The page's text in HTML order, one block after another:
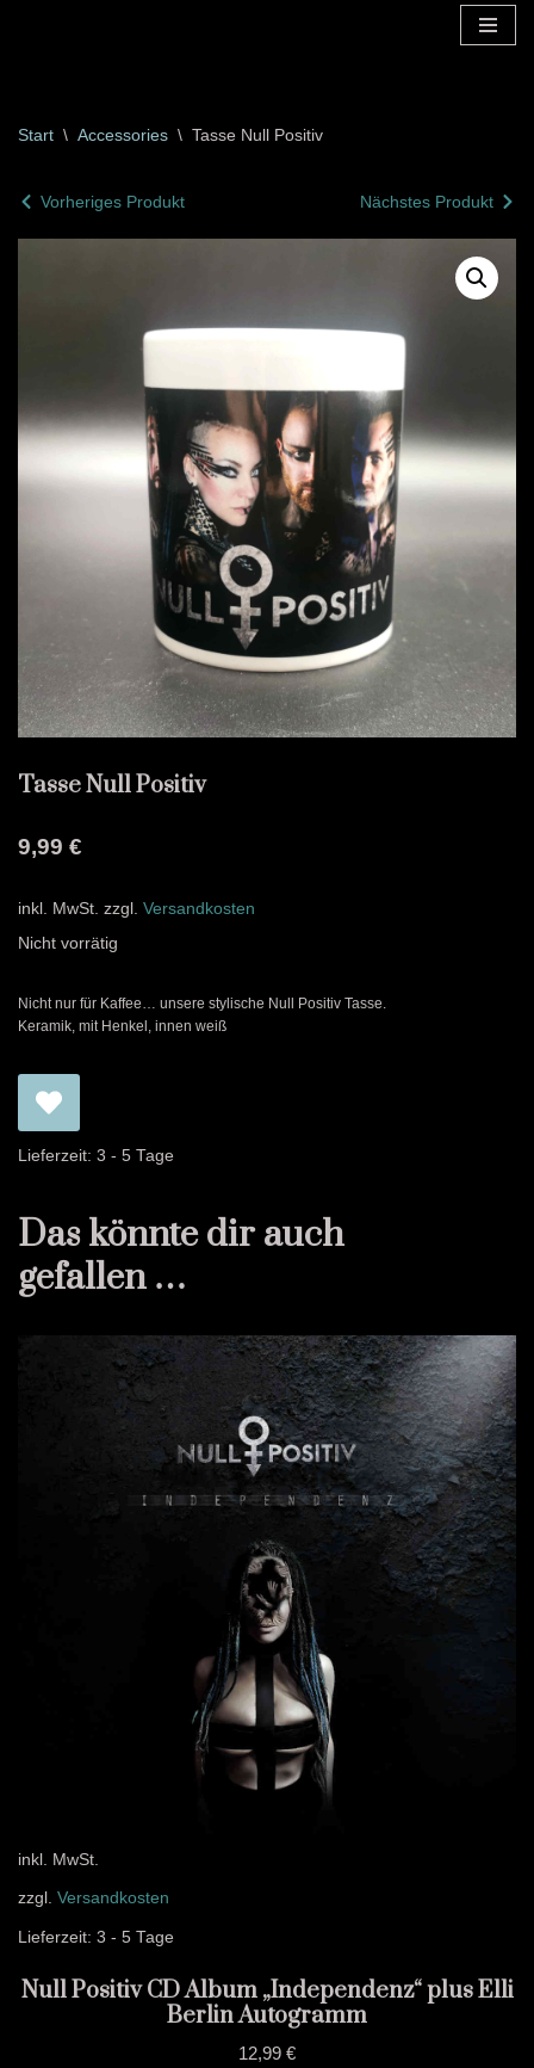
Start \ Accessories \ Tasse Null Positiv
Vorheriges Produkt Nächstes Produkt
Tasse Null Positiv
9,99 €
inkl. MwSt. zzgl. Versandkosten
Nicht vorrätig
Nicht nur für Kaffee… unsere stylische Null Positiv Tasse.
Keramik, mit Henkel, innen weiß
Lieferzeit: 3 - 5 Tage
Das könnte dir auch
gefallen …
inkl. MwSt.
zzgl. Versandkosten
Lieferzeit: 3 - 5 Tage
Null Positiv CD Album „Independenz“ plus Elli
Berlin Autogramm
12,99 €